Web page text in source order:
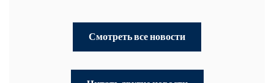
Смотреть все новости